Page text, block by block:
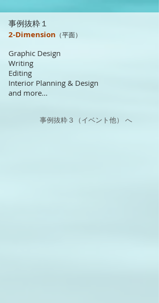
事例抜粋１
2-Dimension （平面）
Graphic Design
Writing
Editing
Interior Planning & Design
and more…
事例抜粋３（イベント他） へ